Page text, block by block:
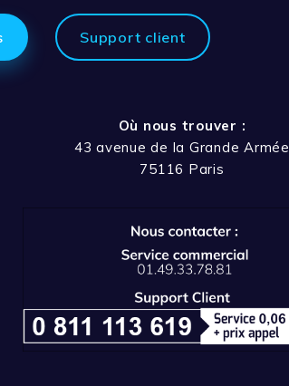
Support client
Où nous trouver :
43 avenue de la Grande Armée
75116 Paris